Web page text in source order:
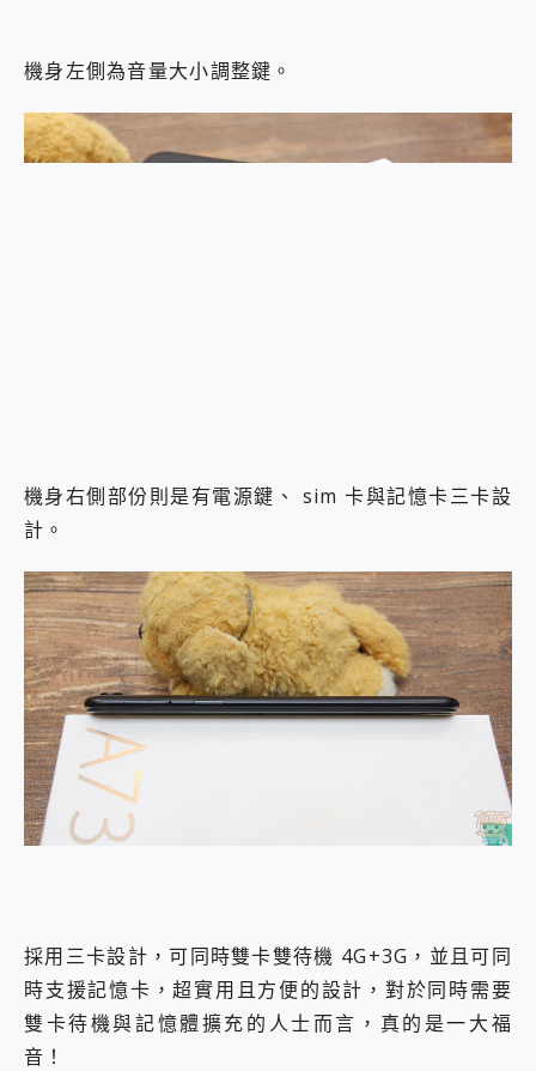
機身左側為音量大小調整鍵。
機身右側部份則是有電源鍵、 sim 卡與記憶卡三卡設
計。
採用三卡設計，可同時雙卡雙待機 4G+3G，並且可同
時支援記憶卡，超實用且方便的設計，對於同時需要
雙卡待機與記憶體擴充的人士而言，真的是一大福
音！